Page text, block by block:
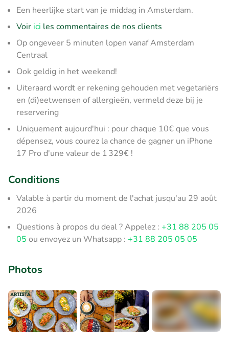
Een heerlijke start van je middag in Amsterdam.
Voir ici les commentaires de nos clients
Op ongeveer 5 minuten lopen vanaf Amsterdam
Centraal
Ook geldig in het weekend!
Uiteraard wordt er rekening gehouden met vegetariërs
en (di)eetwensen of allergieën, vermeld deze bij je
reservering
Uniquement aujourd'hui : pour chaque 10€ que vous
dépensez, vous courez la chance de gagner un iPhone
17 Pro d'une valeur de 1 329€ !
Conditions
Valable à partir du moment de l'achat jusqu'au 29 août
2026
Questions à propos du deal ? Appelez : +31 88 205 05
05 ou envoyez un Whatsapp : +31 88 205 05 05
Photos